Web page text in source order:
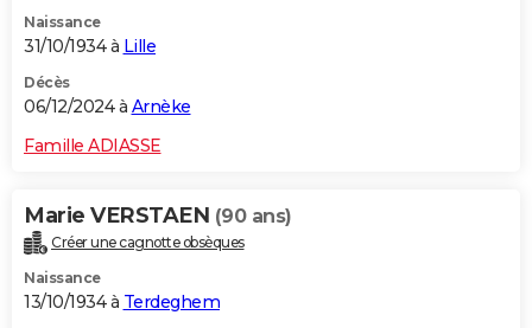
Naissance
31/10/1934 à Lille
Décès
06/12/2024 à Arnèke
Famille ADIASSE
Marie VERSTAEN (90 ans)
Créer une cagnotte obsèques
Naissance
13/10/1934 à Terdeghem